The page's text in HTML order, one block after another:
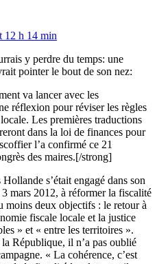
12 h 14 min
y perdre du temps: une
pointer le bout de son nez:
va lancer avec les
réflexion pour réviser les règles
Les premières traductions
dans la loi de finances pour
l’a confirmé ce 21
des maires.[/strong]
s’était engagé dans son
mars 2012, à réformer la fiscalité
moins deux objectifs : le retour à
fiscale locale et la justice
» et « entre les territoires ».
République, il n’a pas oublié
« La cohérence, c’est